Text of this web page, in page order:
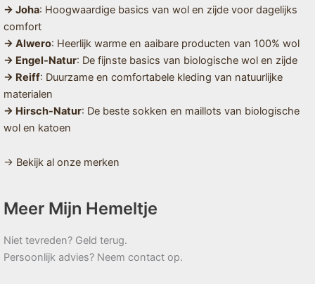
→ Joha: Hoogwaardige basics van wol en zijde voor dagelijks
comfort
→ Alwero: Heerlijk warme en aaibare producten van 100% wol
→ Engel-Natur: De fijnste basics van biologische wol en zijde
→ Reiff: Duurzame en comfortabele kleding van natuurlijke
materialen
→ Hirsch-Natur: De beste sokken en maillots van biologische
wol en katoen
→ Bekijk al onze merken
Meer Mijn Hemeltje
Niet tevreden? Geld terug.
Persoonlijk advies? Neem contact op.